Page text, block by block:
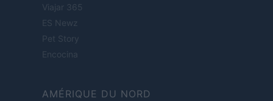
Viajar 365
ES Newz
Pet Story
Encocina
AMÉRIQUE DU NORD